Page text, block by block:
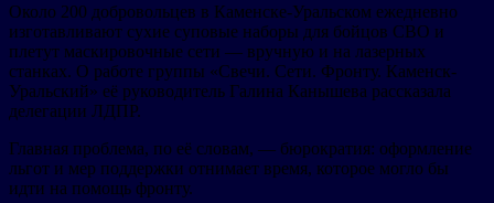
Около 200 добровольцев в Каменске-Уральском ежедневно
изготавливают сухие суповые наборы для бойцов СВО и
плетут маскировочные сети — вручную и на лазерных
станках. О работе группы «Свечи. Сети. Фронту. Каменск-
Уральский» её руководитель Галина Канышева рассказала
делегации ЛДПР.
Главная проблема, по её словам, — бюрократия: оформление
льгот и мер поддержки отнимает время, которое могло бы
идти на помощь фронту.